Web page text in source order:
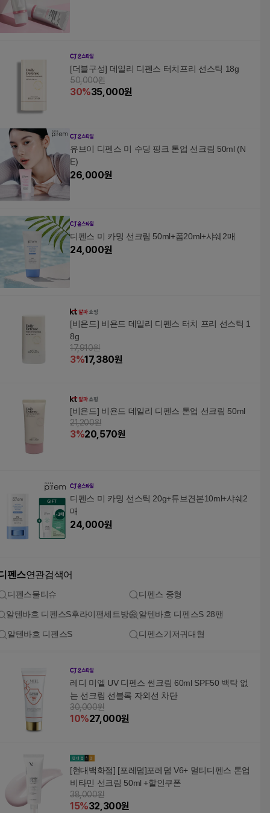
[더블구성] 데일리 디펜스 터치프리 선스틱 18g
50,000원
30%35,000원
유브이 디펜스 미 수딩 핑크 톤업 선크림 50ml (N
E)
26,000원
디펜스 미 카밍 선크림 50ml+폼20ml+샤쉐2매
24,000원
[비욘드] 비욘드 데일리 디펜스 터치 프리 선스틱 1
8g
17,910원
3%17,380원
[비욘드] 비욘드 데일리 디펜스 톤업 선크림 50ml
21,200원
3%20,570원
디펜스 미 카밍 선스틱 20g+튜브견본10ml+샤쉐2
매
24,000원
펜스연관검색어
디펜스물티슈 디펜스 중형
알텐바흐 디펜스S후라이팬세트방송 알텐바흐 디펜스S 28팬
알텐바흐 디펜스S 디펜스기저귀대형
레디 미엘 UV 디펜스 썬크림 60ml SPF50 백탁 없
는 선크림 선블록 자외선 차단
30,000원
10%27,000원
[현대백화점] [포레덤]포레덤 V6+ 멀티디펜스 톤업
비타민 선크림 50ml +할인쿠폰
38,000원
15%32,300원